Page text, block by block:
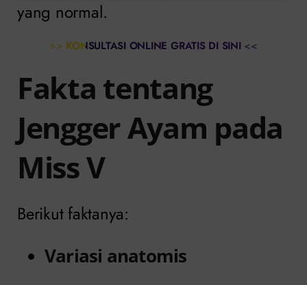
yang normal.
>> KONSULTASI ONLINE GRATIS DI SINI <<
Fakta tentang
Jengger Ayam pada
Miss V
Berikut faktanya:
Variasi anatomis